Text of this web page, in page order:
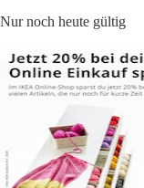
Nur noch heute gültig